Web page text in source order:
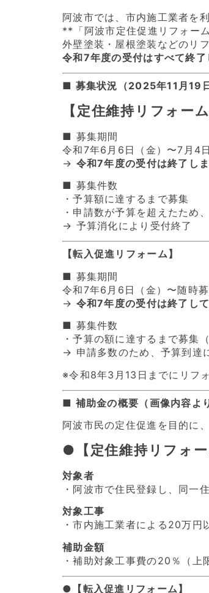
阿波市では、市内施工業者を
**「阿波市定住促進リフォー
外壁塗装・屋根塗装などのリ
令和7年度の受付はすべて終了
■ 募集状況（2025年11月19日
【定住維持リフォーム
■ 募集期間
令和7年6月6日（金）〜7月4日
→ 令和7年度の受付は終了しま
■ 募集件数
・予算額に達するまで募集
・申請数が予算を超えたため、
→ 予算消化により受付終了
【転入促進リフォーム】
■ 募集期間
令和7年6月6日（金）〜随時
→ 令和7年度の受付は終了して
■ 募集件数
・予算の額に達するまで募集
→ 申請多数のため、予算到達
※令和8年3月13日までにリフ
■ 補助金の概要（画像内容よ
阿波市民の定住促進を目的に
●【定住維持リフォー
対象者
・阿波市で住民登録し、同一
対象工事
・市内施工業者による20万円
補助金額
・補助対象工事費の20％（上
●【転入促進リフォーム】